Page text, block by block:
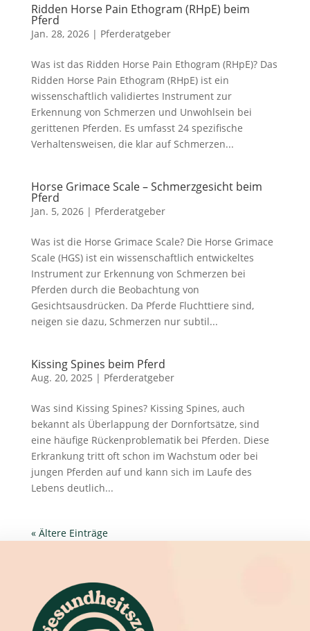
Ridden Horse Pain Ethogram (RHpE) beim
Pferd
Jan. 28, 2026| Pferderatgeber
Was ist das Ridden Horse Pain Ethogram (RHpE)? Das
Ridden Horse Pain Ethogram (RHpE) ist ein
wissenschaftlich validiertes Instrument zur
Erkennung von Schmerzen und Unwohlsein bei
gerittenen Pferden. Es umfasst 24 spezifische
Verhaltensweisen, die klar auf Schmerzen...
Horse Grimace Scale – Schmerzgesicht beim
Pferd
Jan. 5, 2026| Pferderatgeber
Was ist die Horse Grimace Scale? Die Horse Grimace
Scale (HGS) ist ein wissenschaftlich entwickeltes
Instrument zur Erkennung von Schmerzen bei
Pferden durch die Beobachtung von
Gesichtsausdrücken. Da Pferde Fluchttiere sind,
neigen sie dazu, Schmerzen nur subtil...
Kissing Spines beim Pferd
Aug. 20, 2025 | Pferderatgeber
Was sind Kissing Spines? Kissing Spines, auch
bekannt als Überlappung der Dornfortsätze, sind
eine häufige Rückenproblematik bei Pferden. Diese
Erkrankung tritt oft schon im Wachstum oder bei
jungen Pferden auf und kann sich im Laufe des
Lebens deutlich...
« Ältere Einträge